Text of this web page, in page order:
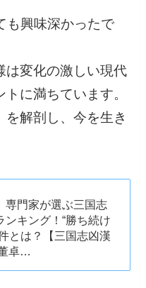
も興味深かったで
は変化の激しい現代
に満ちています。
解剖し、今を生き
専門家が選ぶ三国志
ンキング！“勝ち続け
とは？【三国志凶漢
卓…